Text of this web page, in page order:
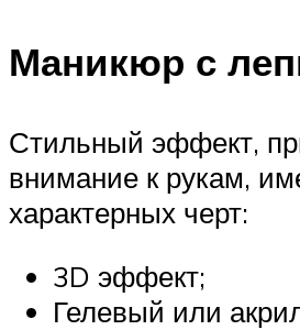
Маникюр с
Стильный эффект,
внимание к рукам,
характерных черт:
3D эффект;
Гелевый или